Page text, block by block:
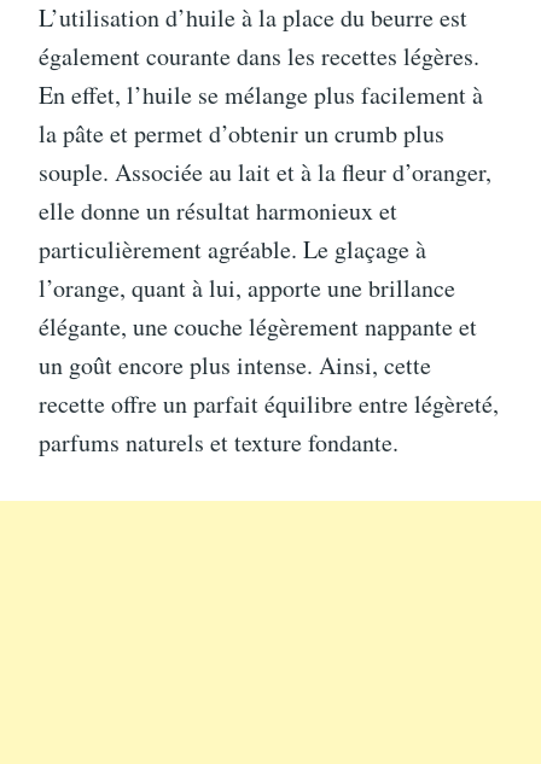
L’utilisation d’huile à la place du beurre est
également courante dans les recettes légères.
En effet, l’huile se mélange plus facilement à
la pâte et permet d’obtenir un crumb plus
souple. Associée au lait et à la fleur d’oranger,
elle donne un résultat harmonieux et
particulièrement agréable. Le glaçage à
l’orange, quant à lui, apporte une brillance
élégante, une couche légèrement nappante et
un goût encore plus intense. Ainsi, cette
recette offre un parfait équilibre entre légèreté,
parfums naturels et texture fondante.